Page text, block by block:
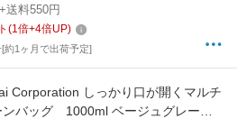
+送料550円
(1倍+4倍UP)
約1ヶ月で出荷予定]
Corporation しっかり口が開くマルチ
ンバッグ 1000ml ベージュグレー